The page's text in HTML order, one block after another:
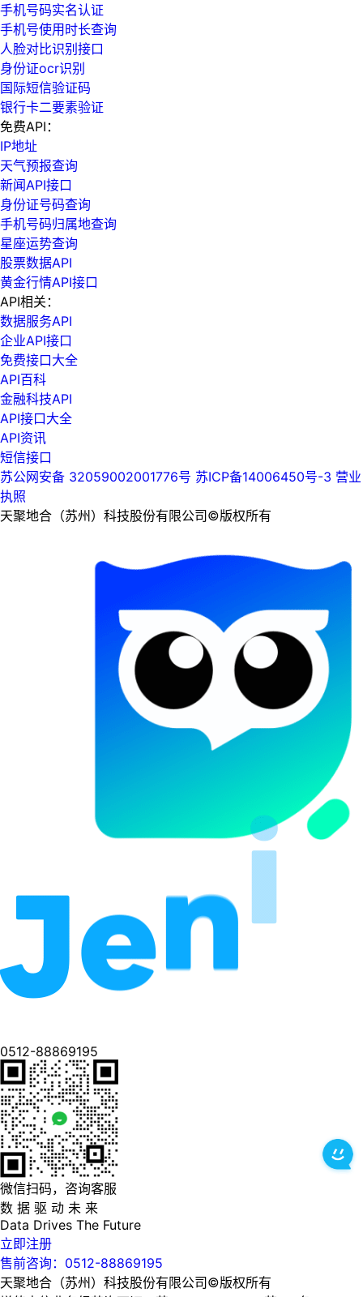
手机号码实名认证
手机号使用时长查询
人脸对比识别接口
身份证ocr识别
国际短信验证码
银行卡二要素验证
免费API：
IP地址
天气预报查询
新闻API接口
身份证号码查询
手机号码归属地查询
星座运势查询
股票数据API
黄金行情API接口
API相关：
数据服务API
企业API接口
免费接口大全
API百科
金融科技API
API接口大全
API资讯
短信接口
苏公网安备 32059002001776号 苏ICP备14006450号-3 营业
执照
天聚地合（苏州）科技股份有限公司©版权所有
0512-88869195
微信扫码，咨询客服
数 据 驱 动 未 来
Data Drives The Future
立即注册
售前咨询：0512-88869195
天聚地合（苏州）科技股份有限公司©版权所有